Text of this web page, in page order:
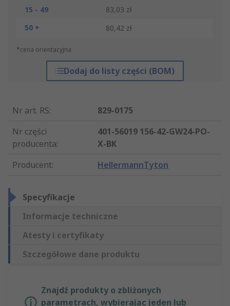
15 - 49
83,03 zł
50 +
80,42 zł
*cena orientacyjna
Dodaj do listy części (BOM)
Nr art. RS:
829-0175
Nr części
producenta:
401-56019 156-42-GW24-PO-
X-BK
Producent: HellermannTyton
Specyfikacje
Informacje techniczne
Atesty i certyfikaty
Szczegółowe dane produktu
Znajdź produkty o zbliżonych
parametrach, wybierając jeden lub